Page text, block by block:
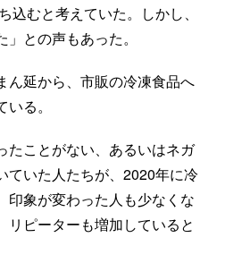
込むと考えていた。しかし、
との声もあった。
ん延から、市販の冷凍食品へ
る。
たことがない、あるいはネガ
ていた人たちが、2020年に冷
印象が変わった人も少なくな
リピーターも増加していると